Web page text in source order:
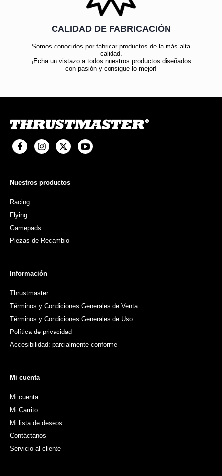
CALIDAD DE FABRICACIÓN
Somos conocidos por fabricar productos de la más alta
calidad.
¡Echa un vistazo a todos nuestros productos diseñados
con pasión y consigue lo mejor!
Nuestros productos
Racing
Flying
Gamepads
Piezas de Recambio
Información
Thrustmaster
Términos y Condiciones Generales de Venta
Términos y Condiciones Generales de Uso
Política de privacidad
Accesibilidad: parcialmente conforme
Mi cuenta
Mi cuenta
Mi Carrito
Mi lista de deseos
Contáctanos
Servicio al cliente